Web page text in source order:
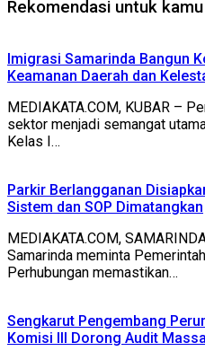
Rekomendasi untuk kamu
Imigrasi Samarinda Bangun
Keamanan Daerah dan
MEDIAKATA.COM, KUBAR –
sektor menjadi semangat
Kelas I…
Parkir Berlangganan
Sistem dan SOP Dimatangkan
MEDIAKATA.COM,
Samarinda meminta
Perhubungan memastikan…
Sengkarut Pengembang
Komisi III Dorong Audit